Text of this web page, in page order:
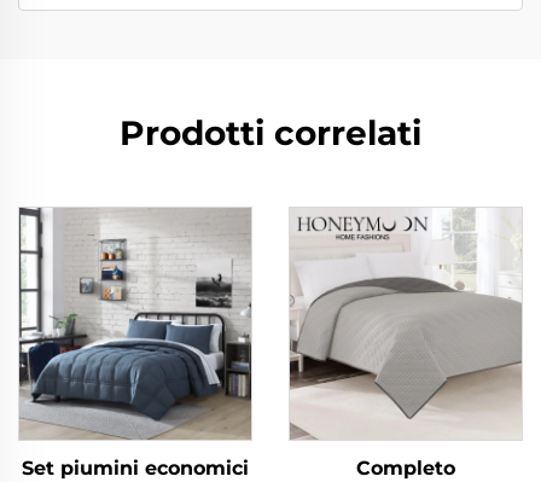
Prodotti correlati
Set piumini economici
Completo